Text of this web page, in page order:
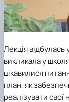
Лекція
викликала у
цікавилися
план, як
реалізувати